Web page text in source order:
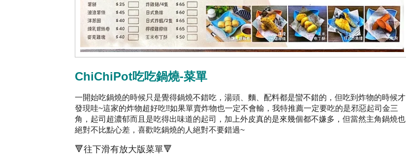
ChiChiPot吃吃鍋燒-菜單
一開始吃鍋燒的時候只是覺得鍋燒不錯吃，湯頭、麵、配料都是蠻不錯的，但吃到炸物的時候才
發現哇~這家的炸物超好吃!!如果單賣炸物也一定不會輸，我特推薦一定要吃的是邪惡起司金三
角，起司超濃郁而且是吃得出味道的起司，加上外皮真的是來幾個都不嫌多，但當然主角鍋燒也
絕對不比點心差，喜歡吃鍋燒的人絕對不要錯過~
🔻往下滑有放大版菜單🔻